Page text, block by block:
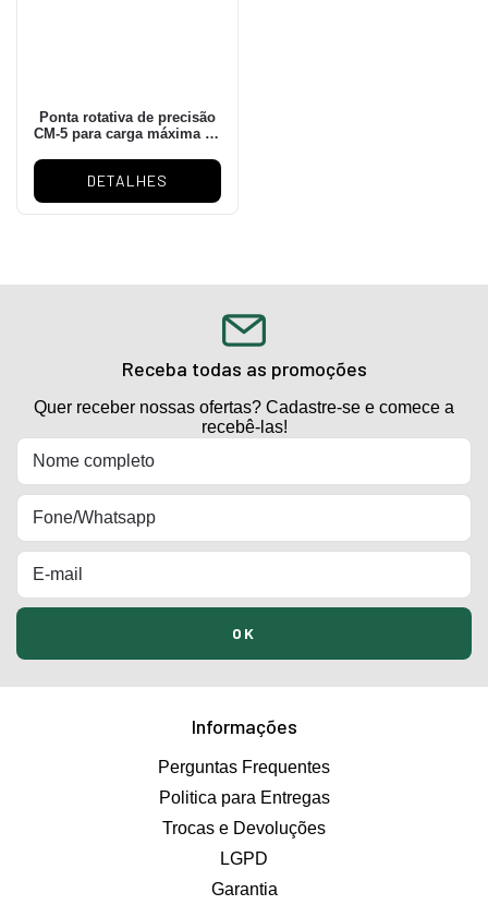
Ponta rotativa de precisão
CM-5 para carga máxima de
DETALHES
Receba todas as promoções
Quer receber nossas ofertas? Cadastre-se e comece a
recebê-las!
Informações
Perguntas Frequentes
Politica para Entregas
Trocas e Devoluções
LGPD
Garantia